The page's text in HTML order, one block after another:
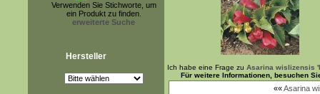
Verwenden Sie Stichworte, um
ein Produkt zu finden.
erweiterte Suche
Hersteller
Ich habe eine Frage zu Asarina wislizensis
Für weitere Informationen, besuchen
««Asarina